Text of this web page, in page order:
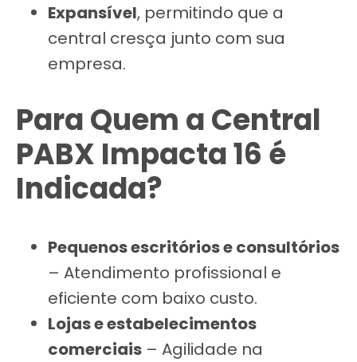
Expansível, permitindo que a
central cresça junto com sua
empresa.
Para Quem a Central
PABX Impacta 16 é
Indicada?
Pequenos escritórios e consultórios
– Atendimento profissional e
eficiente com baixo custo.
Lojas e estabelecimentos
comerciais – Agilidade na